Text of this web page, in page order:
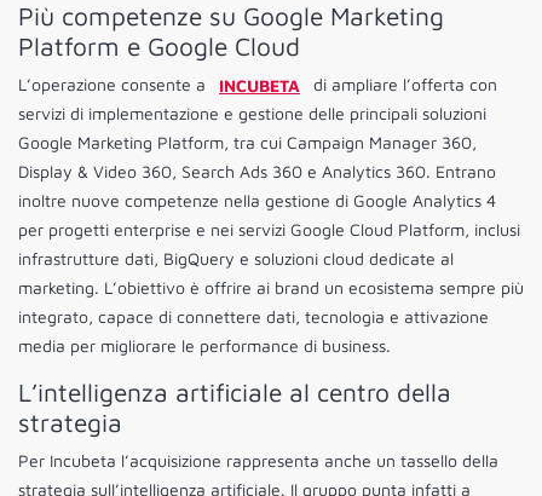
Più competenze su Google Marketing
Platform e Google Cloud
L’operazione consente a INCUBETA
di ampliare l’offerta con
servizi di implementazione e gestione delle principali soluzioni
Google Marketing Platform, tra cui Campaign Manager 360,
Display & Video 360, Search Ads 360 e Analytics 360. Entrano
inoltre nuove competenze nella gestione di Google Analytics 4
per progetti enterprise e nei servizi Google Cloud Platform, inclusi
infrastrutture dati, BigQuery e soluzioni cloud dedicate al
marketing. L’obiettivo è offrire ai brand un ecosistema sempre più
integrato, capace di connettere dati, tecnologia e attivazione
media per migliorare le performance di business.
L’intelligenza artificiale al centro della
strategia
Per Incubeta l’acquisizione rappresenta anche un tassello della
strategia sull’intelligenza artificiale. Il gruppo punta infatti a